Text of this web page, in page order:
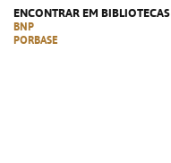
ENCONTRAR EM BIBLIOTECAS
BNP
PORBASE